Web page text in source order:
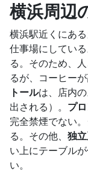
横浜周辺
横浜駅近くにある
仕事場にしてい
る。そのため、
るが、コーヒー
トールは、店内
出される）。 プ
完全禁煙でない。
る。その他、 独
い上にテーブル
い。